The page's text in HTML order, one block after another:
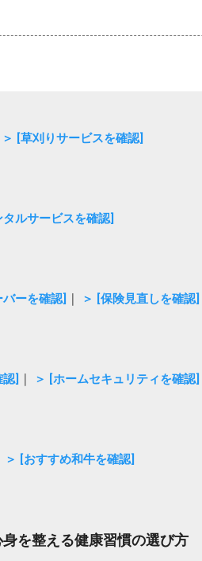
＞ [草刈りサービスを確認]
ルサービスを確認]
ーを確認] ＞ [保険見直しを確認]
] ＞ [ホームセキュリティを確認]
＞ [おすすめ和牛を確認]
を整える健康習慣の選び方